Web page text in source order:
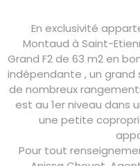
En exclusivité
Montaud à Saint-
Grand F2 de 63 m2 en
indépendante , un grand
de nombreux
est au 1er niveau dans
une petite
Pour tout